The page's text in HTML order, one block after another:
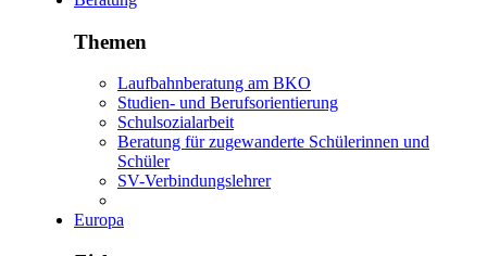
Themen
Laufbahnberatung am BKO
Studien- und Berufsorientierung
Schulsozialarbeit
Beratung für zugewanderte Schülerinnen und
Schüler
SV-Verbindungslehrer
Europa